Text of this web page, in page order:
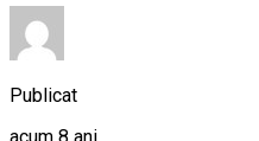
Publicat